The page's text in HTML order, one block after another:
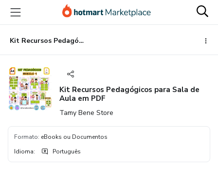
para
conteúdo
principal
para
pagamento
para
rodapé
Kit Recursos Pedagógicos para Sala de Aula em PDF
Kit Recursos Pedagógicos para Sala de
Aula em PDF
Tamy Bene Store
Formato: eBooks ou Documentos
Idioma: Português